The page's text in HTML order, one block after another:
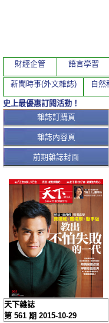
雜誌訂購頁
雜誌內容頁
前期雜誌封面
天下雜誌
第 561 期 2015-10-29
財經企管 語言學習
新聞時事(外文雜誌) 自然
史上最優惠訂閱活動！